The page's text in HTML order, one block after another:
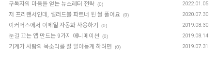
구독자의 마음을 얻는 뉴스레터 전략 (0) 2022.01.05
저 프리랜서인데, 샐러드볼 파트너 된 썰 풀어요 (0) 2020.07.30
이커머스에서 이메일 자동화 사용하기 (0) 2019.08.30
눈길 끄는 앱 만드는 9가지 애니메이션 (0) 2019.08.14
기계가 사람의 목소리를 잘 알아듣게 하려면 (0) 2019.07.31